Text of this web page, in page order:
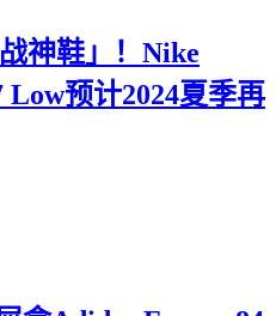
神鞋」！Nike
Low预计2024夏季再